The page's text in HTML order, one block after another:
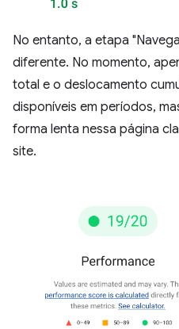
No entanto, a etapa
diferente. No momento,
total e o deslocamento
disponíveis em períodos,
forma lenta nessa página
site.